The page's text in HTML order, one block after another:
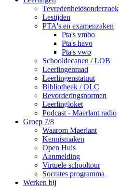
Tevredenheidsonderzoek
Lestijden
PTA's en examenzaken
Pta's vmbo
Pta's havo
Pta's vwo
Schooldecanen / LOB
Leerlingenraad
Leerlingenstatuut
Bibliotheek / OLC
Bevorderingsnormen
Leerlingloket
Podcast - Maerlant radio
Groep 7/8
Waarom Maerlant
Kennismaken
Open Huis
Aanmelding
Virtuele schooltour
Socrates programma
Werken bij